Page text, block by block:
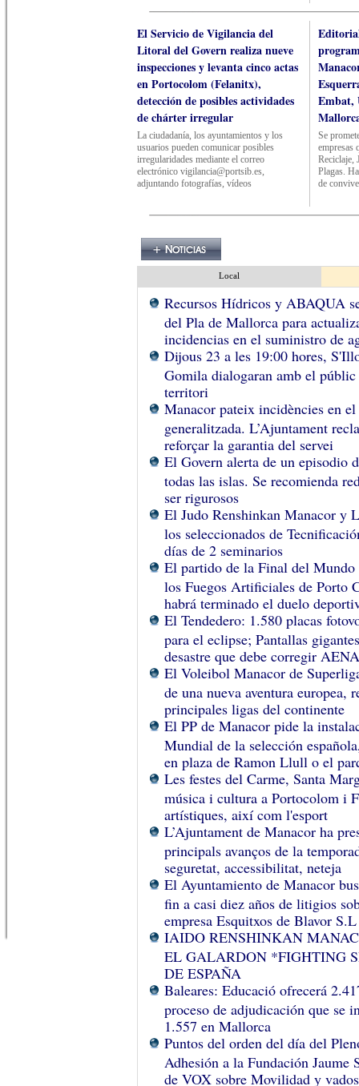
El Servicio de Vigilancia del
Litoral del Govern realiza nueve
inspecciones y levanta cinco actas
en Portocolom (Felanitx),
detección de posibles actividades
de chárter irregular
La ciudadanía, los ayuntamientos y los
usuarios pueden comunicar posibles
irregularidades mediante el correo
electrónico vigilancia@portsib.es,
adjuntando fotografías, vídeos
Embat,
Se
empresas
Reciclaje,
Plagas.
de
Local
Recursos Hídricos y ABAQUA
del Pla de Mallorca para
incidencias en el suministro de
Dijous 23 a les 19:00 hores,
Gomila dialogaran amb el
territori
Manacor pateix incidències en
generalitzada. L’Ajuntament
reforçar la garantia del servei
El Govern alerta de un episodio
todas las islas. Se recomienda
ser rigurosos
El Judo Renshinkan Manacor y
los seleccionados de
días de 2 seminarios
El partido de la Final del Mundo
los Fuegos Artificiales de Porto
habrá terminado el duelo
El Tendedero: 1.580 placas
para el eclipse; Pantallas
desastre que debe corregir AENA
El Voleibol Manacor de
de una nueva aventura europea,
principales ligas del continente
El PP de Manacor pide la
Mundial de la selección
en plaza de Ramon Llull o el
Les festes del Carme, Santa
música i cultura a Portocolom i
artístiques, així com l'esport
L’Ajuntament de Manacor ha
principals avanços de la
seguretat, accessibilitat, neteja
El Ayuntamiento de Manacor
fin a casi diez años de litigios
empresa Esquitxos de Blavor S.L
IAIDO RENSHINKAN
EL GALARDON *FIGHTING
DE ESPAÑA
Baleares: Educació ofrecerá
proceso de adjudicación que se
1.557 en Mallorca
Puntos del orden del día del
Adhesión a la Fundación
de VOX sobre Movilidad y vados